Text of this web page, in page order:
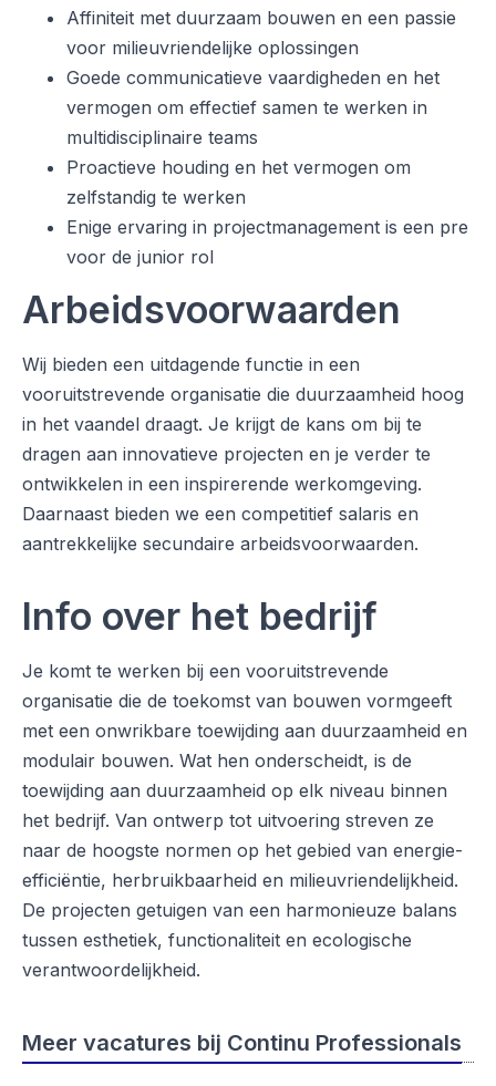
Affiniteit met duurzaam bouwen en een passie
voor milieuvriendelijke oplossingen
Goede communicatieve vaardigheden en het
vermogen om effectief samen te werken in
multidisciplinaire teams
Proactieve houding en het vermogen om
zelfstandig te werken
Enige ervaring in projectmanagement is een pre
voor de junior rol
Arbeidsvoorwaarden
Wij bieden een uitdagende functie in een
vooruitstrevende organisatie die duurzaamheid hoog
in het vaandel draagt. Je krijgt de kans om bij te
dragen aan innovatieve projecten en je verder te
ontwikkelen in een inspirerende werkomgeving.
Daarnaast bieden we een competitief salaris en
aantrekkelijke secundaire arbeidsvoorwaarden.
Info over het bedrijf
Je komt te werken bij een vooruitstrevende
organisatie die de toekomst van bouwen vormgeeft
met een onwrikbare toewijding aan duurzaamheid en
modulair bouwen. Wat hen onderscheidt, is de
toewijding aan duurzaamheid op elk niveau binnen
het bedrijf. Van ontwerp tot uitvoering streven ze
naar de hoogste normen op het gebied van energie-
efficiëntie, herbruikbaarheid en milieuvriendelijkheid.
De projecten getuigen van een harmonieuze balans
tussen esthetiek, functionaliteit en ecologische
verantwoordelijkheid.
Meer vacatures bij Continu Professionals